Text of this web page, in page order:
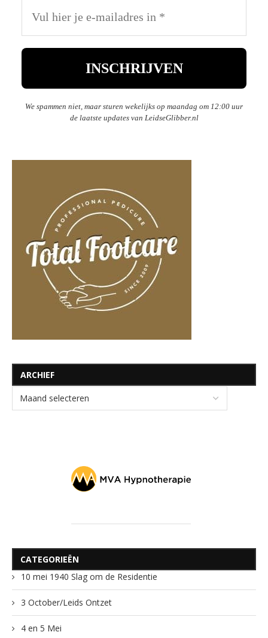
We spammen niet, maar sturen wekelijks op maandag om 12:00 uur
de laatste updates van LeidseGlibber.nl
ARCHIEF
CATEGORIEËN
10 mei 1940 Slag om de Residentie
3 October/Leids Ontzet
4 en 5 Mei